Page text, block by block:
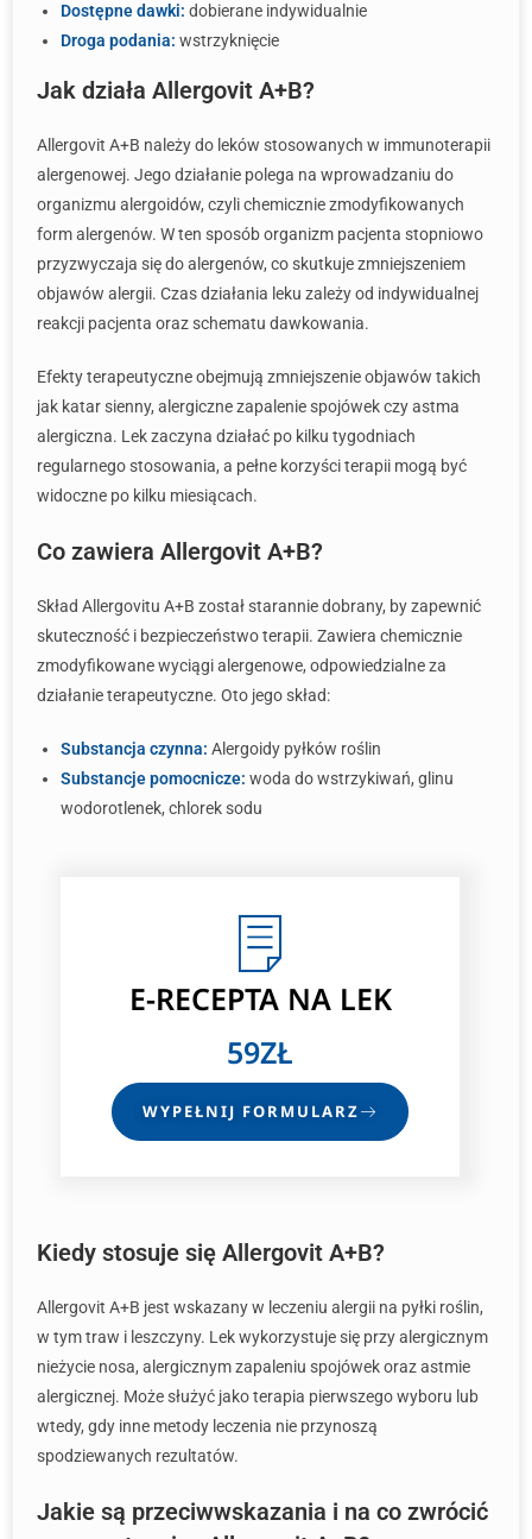
Dostępne dawki: dobierane indywidualnie
Droga podania: wstrzyknięcie
Jak działa Allergovit A+B?
Allergovit A+B należy do leków stosowanych w immunoterapii
alergenowej. Jego działanie polega na wprowadzaniu do
organizmu alergoidów, czyli chemicznie zmodyfikowanych
form alergenów. W ten sposób organizm pacjenta stopniowo
przyzwyczaja się do alergenów, co skutkuje zmniejszeniem
objawów alergii. Czas działania leku zależy od indywidualnej
reakcji pacjenta oraz schematu dawkowania.
Efekty terapeutyczne obejmują zmniejszenie objawów takich
jak katar sienny, alergiczne zapalenie spojówek czy astma
alergiczna. Lek zaczyna działać po kilku tygodniach
regularnego stosowania, a pełne korzyści terapii mogą być
widoczne po kilku miesiącach.
Co zawiera Allergovit A+B?
Skład Allergovitu A+B został starannie dobrany, by zapewnić
skuteczność i bezpieczeństwo terapii. Zawiera chemicznie
zmodyfikowane wyciągi alergenowe, odpowiedzialne za
działanie terapeutyczne. Oto jego skład:
Substancja czynna: Alergoidy pyłków roślin
Substancje pomocnicze: woda do wstrzykiwań, glinu
wodorotlenek, chlorek sodu
E-RECEPTANA LEK
59ZŁ
WYPEŁNIJ FORMULARZ
Kiedy stosuje się Allergovit A+B?
Allergovit A+B jest wskazany w leczeniu alergii na pyłki roślin,
w tym traw i leszczyny. Lek wykorzystuje się przy alergicznym
nieżycie nosa, alergicznym zapaleniu spojówek oraz astmie
alergicznej. Może służyć jako terapia pierwszego wyboru lub
wtedy, gdy inne metody leczenia nie przynoszą
spodziewanych rezultatów.
Jakie są przeciwwskazania i na co zwrócić